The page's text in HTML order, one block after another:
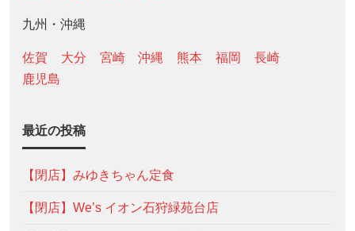
九州・沖縄
佐賀 大分 宮崎 沖縄 熊本 福岡
長崎
鹿児島
最近の投稿
【閉店】みゆきちゃん定食
【閉店】We’s イオン石狩緑苑台店